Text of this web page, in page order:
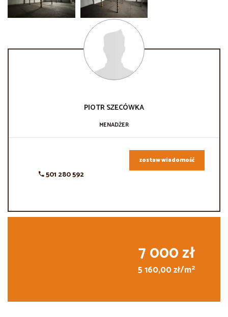
PIOTRSZECÓWKA
MENADŻER
501 280 592
zostaw wiadomość
7 000 zł
5 160,00 zł/m2